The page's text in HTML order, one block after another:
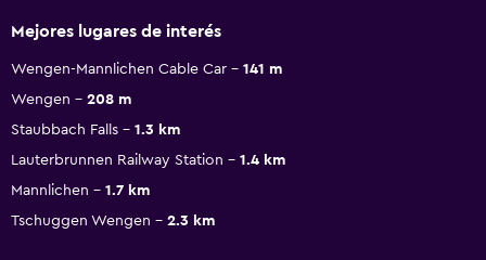
Mejores lugares de interés
Wengen-Mannlichen Cable Car
141 m
Wengen
208 m
Staubbach Falls
1.3 km
Lauterbrunnen Railway Station
1.4 km
Mannlichen
1.7 km
Tschuggen Wengen
2.3 km